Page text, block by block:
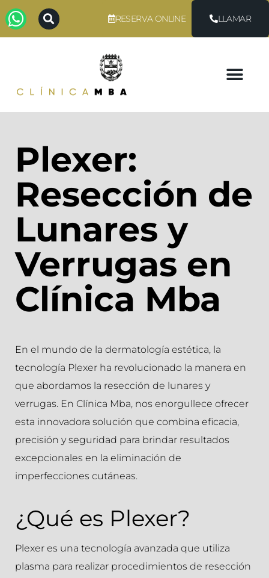
RESERVA ONLINE LLAMAR
Plexer:
Resección de
Lunares y
Verrugas en
Clínica Mba
En el mundo de la dermatología estética, la
tecnología Plexer ha revolucionado la manera en
que abordamos la resección de lunares y
verrugas. En Clínica Mba, nos enorgullece ofrecer
esta innovadora solución que combina eficacia,
precisión y seguridad para brindar resultados
excepcionales en la eliminación de
imperfecciones cutáneas.
¿Qué es Plexer?
Plexer es una tecnología avanzada que utiliza
plasma para realizar procedimientos de resección